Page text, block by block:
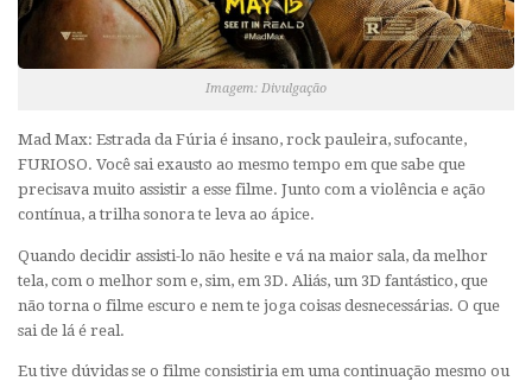
Imagem: Divulgação
Mad Max: Estrada da Fúria é insano, rock pauleira, sufocante,
FURIOSO. Você sai exausto ao mesmo tempo em que sabe que
precisava muito assistir a esse filme. Junto com a violência e ação
contínua, a trilha sonora te leva ao ápice.
Quando decidir assisti-lo não hesite e vá na maior sala, da melhor
tela, com o melhor som e, sim, em 3D. Aliás, um 3D fantástico, que
não torna o filme escuro e nem te joga coisas desnecessárias. O que
sai de lá é real.
Eu tive dúvidas se o filme consistiria em uma continuação mesmo ou